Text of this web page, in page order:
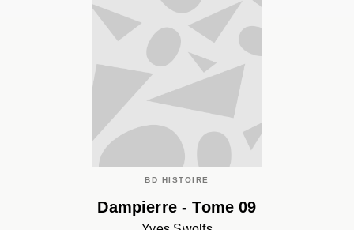
BD HISTOIRE
Dampierre - Tome 09